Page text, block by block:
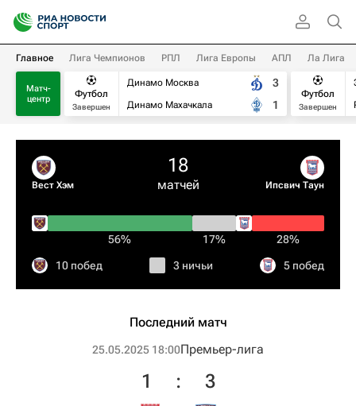
Главное Лига Чемпионов РПЛ Лига Европы АПЛ Ла Лига
Матч-
центр
Футбол
Завершен
Динамо Москва
Динамо Махачкала
3
1
Футбол
Завершен
Вест Хэм
18
матчей Ипсвич Таун
56% 17% 28%
10 побед 3 ничьи 5 побед
Последний матч
25.05.2025 18:00Премьер-лига
1 : 3